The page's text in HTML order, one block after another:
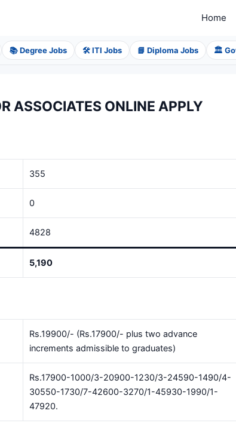
Home
📚 Degree Jobs 🛠️ ITI Jobs 📘 Diploma Jobs 🏛️
ASSOCIATES ONLINE APPLY
355
0
4828
5,190
Rs.19900/- (Rs.17900/- plus two advance
increments admissible to graduates)
Rs.17900-1000/3-20900-1230/3-24590-1490/4-
30550-1730/7-42600-3270/1-45930-1990/1-
47920.